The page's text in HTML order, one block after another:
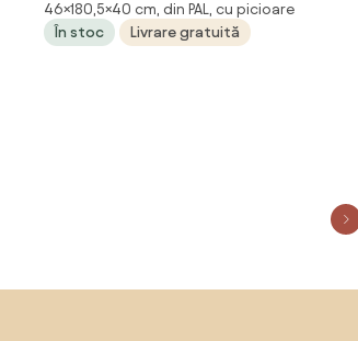
180,5x40x46 cm, lemn prelucrat
46×180,5×40 cm, din PAL, cu picioare
În stoc
Livrare gratuită